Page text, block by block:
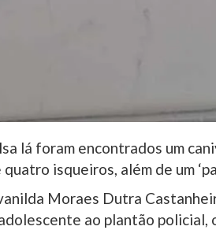
lá foram encontrados um
isqueiros, além de um
Moraes Dutra
ao plantão policial,